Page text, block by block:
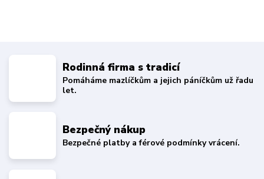
Rodinná firma s tradicí
Pomáháme mazlíčkům a jejich páníčkům už řadu
let.
Bezpečný nákup
Bezpečné platby a férové podmínky vrácení.